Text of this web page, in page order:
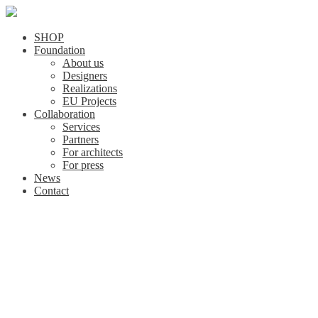
SHOP
Foundation
About us
Designers
Realizations
EU Projects
Collaboration
Services
Partners
For architects
For press
News
Contact